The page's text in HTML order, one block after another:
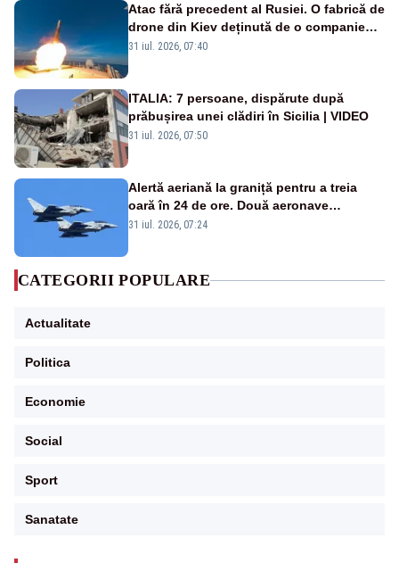
Atac fără precedent al Rusiei. O fabrică de
drone din Kiev deținută de o companie
americană, distrusă de o rachetă
31 iul. 2026, 07:40
ITALIA: 7 persoane, dispărute după
prăbușirea unei clădiri în Sicilia | VIDEO
31 iul. 2026, 07:50
Alertă aeriană la graniță pentru a treia
oară în 24 de ore. Două aeronave
Eurofighter britanice au fost ridicate de la
31 iul. 2026, 07:24
CATEGORII POPULARE
Actualitate
Politica
Economie
Social
Sport
Sanatate